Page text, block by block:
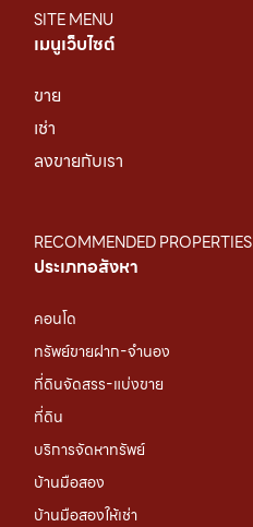
SITE MENU
เมนูเว็บไซต์
ขาย
เช่า
ลงขายกับเรา
RECOMMENDED PROPERTIES
ประเภทอสังหา
คอนโด
ทรัพย์ขายฝาก-จำนอง
ที่ดินจัดสรร-แบ่งขาย
ที่ดิน
บริการจัดหาทรัพย์
บ้านมือสอง
บ้านมือสองให้เช่า